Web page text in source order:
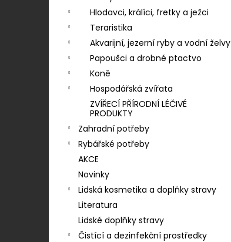
Hlodavci, králíci, fretky a ježci
Teraristika
Akvarijní, jezerní ryby a vodní želvy
Papoušci a drobné ptactvo
Koně
Hospodářská zvířata
ZVÍŘECÍ PŘÍRODNÍ LÉČIVÉ
PRODUKTY
Zahradní potřeby
Rybářské potřeby
AKCE
Novinky
Lidská kosmetika a doplňky stravy
Literatura
Lidské doplňky stravy
Čistící a dezinfekční prostředky
LOJSEMENNÁ KOULE - 90 G